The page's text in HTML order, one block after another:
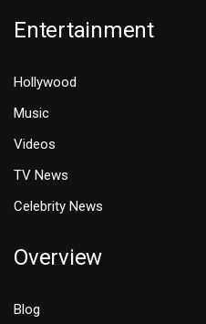
Entertainment
Hollywood
Music
Videos
TV News
Celebrity News
Overview
Blog